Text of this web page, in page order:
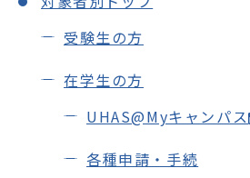
受験生の方
在学生の方
UHAS@Myキャンパス
各種申請・手続